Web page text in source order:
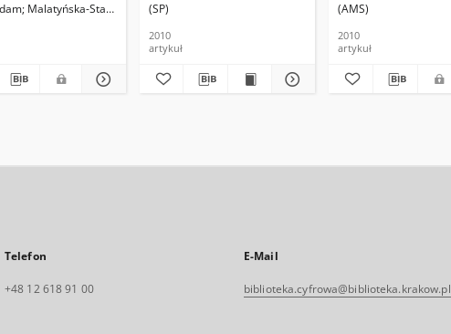
Grzegorz. Fot.
Malatyńska-Stankiewicz, Agnieszka. Rozm.
(SP)
2010
artykuł
(AMS)
2010
artykuł
Telefon
+48 12 618 91 00
E-Mail
biblioteka.cyfrowa@biblioteka.krakow.pl